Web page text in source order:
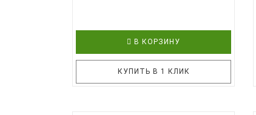
В КОРЗИНУ
КУПИТЬ В 1 КЛИК